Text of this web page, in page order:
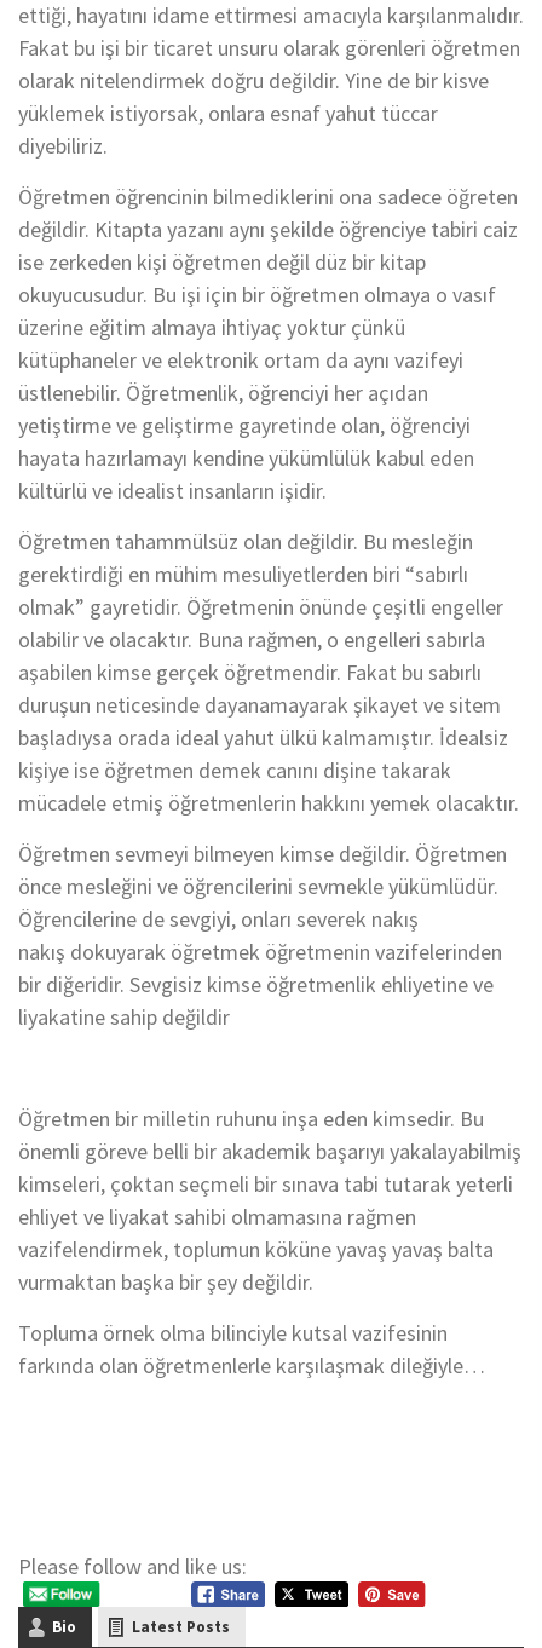
ettiği, hayatını idame ettirmesi amacıyla karşılanmalıdır.
Fakat bu işi bir ticaret unsuru olarak görenleri öğretmen
olarak nitelendirmek doğru değildir. Yine de bir kisve
yüklemek istiyorsak, onlara esnaf yahut tüccar
diyebiliriz.
Öğretmen öğrencinin bilmediklerini ona sadece öğreten
değildir. Kitapta yazanı aynı şekilde öğrenciye tabiri caiz
ise zerkeden kişi öğretmen değil düz bir kitap
okuyucusudur. Bu işi için bir öğretmen olmaya o vasıf
üzerine eğitim almaya ihtiyaç yoktur çünkü
kütüphaneler ve elektronik ortam da aynı vazifeyi
üstlenebilir. Öğretmenlik, öğrenciyi her açıdan
yetiştirmeve geliştirme gayretinde olan, öğrenciyi
hayata hazırlamayı kendine yükümlülük kabul eden
kültürlü ve idealist insanların işidir.
Öğretmen tahammülsüz olan değildir. Bu mesleğin
gerektirdiği en mühim mesuliyetlerden biri “sabırlı
olmak” gayretidir. Öğretmenin önünde çeşitli engeller
olabilirve olacaktır. Buna rağmen, o engelleri sabırla
aşabilen kimse gerçek öğretmendir. Fakat bu sabırlı
duruşun neticesinde dayanamayarak şikayet ve sitem
başladıysa orada ideal yahut ülkü kalmamıştır. İdealsiz
kişiye ise öğretmen demek canını dişine takarak
mücadele etmiş öğretmenlerin hakkını yemek olacaktır.
Öğretmen sevmeyi bilmeyen kimse değildir. Öğretmen
önce mesleğini ve öğrencilerini sevmekle yükümlüdür.
Öğrencilerine de sevgiyi, onları severek nakış
nakış dokuyarak öğretmek öğretmenin vazifelerinden
bir diğeridir. Sevgisiz kimse öğretmenlik ehliyetine ve
liyakatine sahip değildir
Öğretmen bir milletin ruhunu inşa eden kimsedir. Bu
önemli göreve belli bir akademik başarıyı yakalayabilmiş
kimseleri, çoktan seçmeli bir sınava tabi tutarak yeterli
ehliyet ve liyakat sahibi olmamasına rağmen
vazifelendirmek, toplumun köküne yavaş yavaş balta
vurmaktan başka bir şey değildir.
Topluma örnek olma bilinciyle kutsal vazifesinin
farkında olan öğretmenlerle karşılaşmak dileğiyle…
Please follow and like us:
Bio Latest Posts